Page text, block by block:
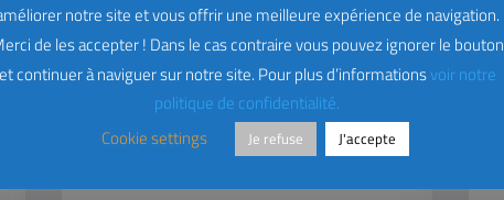
notre site et vous offrir une meilleure expérience de navigation.
de les accepter ! Dans le cas contraire vous pouvez ignorer le bouton
continuer à naviguer sur notre site. Pour plus d’informationsvoir notre
politique de confidentialité.
Cookie settings
Je refuse J'accepte